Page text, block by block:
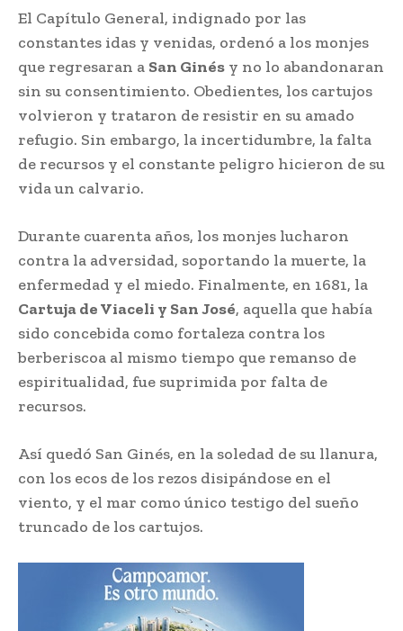
El Capítulo General, indignado por las
constantes idas y venidas, ordenó a los monjes
que regresaran a San Ginés y no lo abandonaran
sin su consentimiento. Obedientes, los cartujos
volvieron y trataron de resistir en su amado
refugio. Sin embargo, la incertidumbre, la falta
de recursos y el constante peligro hicieron de su
vida un calvario.
Durante cuarenta años, los monjes lucharon
contra la adversidad, soportando la muerte, la
enfermedad y el miedo. Finalmente, en 1681, la
Cartuja de Viaceli y San José, aquella que había
sido concebida como fortaleza contra los
berberiscoa al mismo tiempo que remanso de
espiritualidad, fue suprimida por falta de
recursos.
Así quedó San Ginés, en la soledad de su llanura,
con los ecos de los rezos disipándose en el
viento, y el mar como único testigo del sueño
truncado de los cartujos.